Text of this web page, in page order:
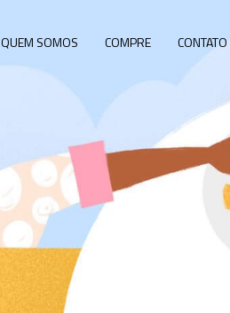
QUEM SOMOS COMPRE CONTATO